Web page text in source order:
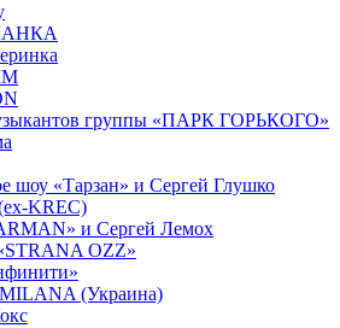
группы «ПАРК ГОРЬКОГО»
шоу «Тарзан» и Сергей Глушко
KREC)
и Сергей Лемох
OZZ»
(Украина)